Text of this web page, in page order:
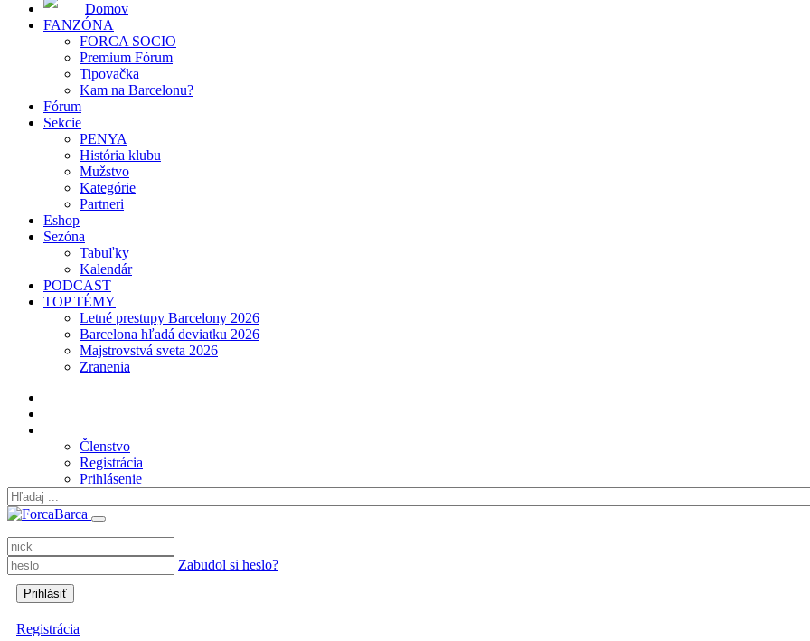
Domov
FANZÓNA
FORCA SOCIO
Premium Fórum
Tipovačka
Kam na Barcelonu?
Fórum
Sekcie
PENYA
História klubu
Mužstvo
Kategórie
Partneri
Eshop
Sezóna
Tabuľky
Kalendár
PODCAST
TOP TÉMY
Letné prestupy Barcelony 2026
Barcelona hľadá deviatku 2026
Majstrovstvá sveta 2026
Zranenia
Členstvo
Registrácia
Prihlásenie
Zabudol si heslo?
Registrácia